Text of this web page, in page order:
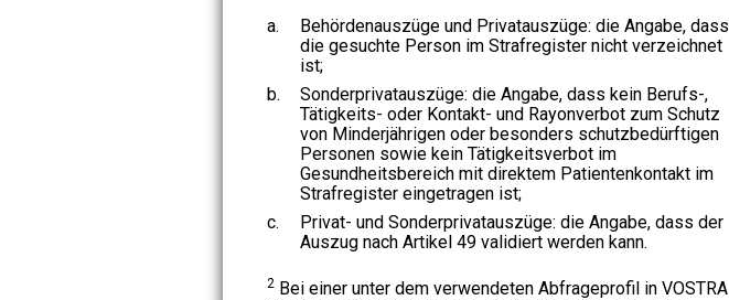
a.
Behördenauszüge und Privatauszüge: die Angabe, dass
die gesuchte Person im Strafregister nicht verzeichnet
ist;
b.
Sonderprivatauszüge: die Angabe, dass kein Berufs-,
Tätigkeits- oder Kontakt- und Rayonverbot zum Schutz
von Minderjährigen oder besonders schutzbedürftigen
Personen sowie kein Tätigkeitsverbot im
Gesundheitsbereich mit direktem Patientenkontakt im
Strafregister eingetragen ist;
c.
Privat- und Sonderprivatauszüge: die Angabe, dass der
Auszug nach Artikel 49 validiert werden kann.
2Bei einer unter dem verwendeten Abfrageprofil in VOSTRA